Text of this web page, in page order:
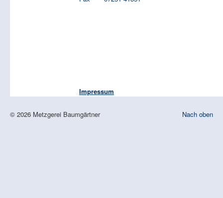
Impressum
Nach oben
© 2026 Metzgerei Baumgärtner